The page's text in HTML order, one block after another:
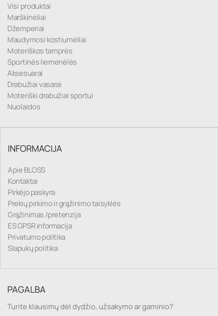
Visi produktai
Marškinėliai
Džemperiai
Maudymosi kostiumėliai
Moteriškos tamprės
Sportinės liemenėlės
Aksesuarai
Drabužiai vasarai
Moteriški drabužiai sportui
Nuolaidos
INFORMACIJA
Apie BLOSS
Kontaktai
Pirkėjo paskyra
Prekių pirkimo ir grąžinimo taisyklės
Grąžinimas /pretenzija
ES GPSR informacija
Privatumo politika
Slapukų politika
PAGALBA
Turite klausimų dėl dydžio, užsakymo ar gaminio?